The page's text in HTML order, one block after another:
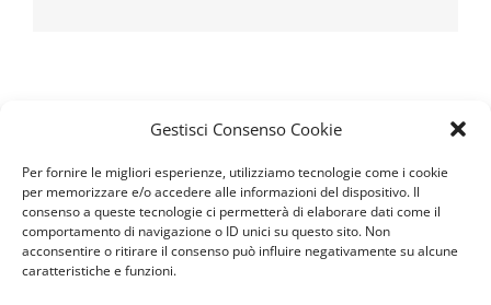
Gestisci Consenso Cookie
Per fornire le migliori esperienze, utilizziamo tecnologie come i cookie
per memorizzare e/o accedere alle informazioni del dispositivo. Il
consenso a queste tecnologie ci permetterà di elaborare dati come il
comportamento di navigazione o ID unici su questo sito. Non
acconsentire o ritirare il consenso può influire negativamente su alcune
caratteristiche e funzioni.
Seguici sui Social